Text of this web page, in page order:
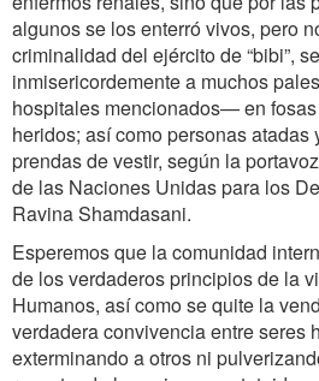
algunos se los enterró vivos, pero
criminalidad del ejército de “bibi”,
inmisericordemente a muchos
hospitales mencionados— en
heridos; así como personas atadas
prendas de vestir, según la
de las Naciones Unidas para los
Ravina Shamdasani.
Esperemos que la comunidad
de los verdaderos principios de la
Humanos, así como se quite la
verdadera convivencia entre seres
exterminando a otros ni